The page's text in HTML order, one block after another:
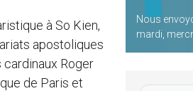
à So Kien,
apostoliques
cardinaux Roger
de Paris et
Nous
mardi,